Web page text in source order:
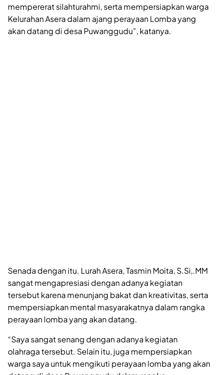
mempererat silahturahmi, serta mempersiapkan warga
Kelurahan Asera dalam ajang perayaan Lomba yang
akan datang di desa Puwanggudu”, katanya.
Senada dengan itu. Lurah Asera, Tasmin Moita, S.Si,.MM
sangat mengapresiasi dengan adanya kegiatan
tersebut karena menunjang bakat dan kreativitas, serta
mempersiapkan mental masyarakatnya dalam rangka
perayaan lomba yang akan datang.
“Saya sangat senang dengan adanya kegiatan
olahraga tersebut. Selain itu, juga mempersiapkan
warga saya untuk mengikuti perayaan lomba yang akan